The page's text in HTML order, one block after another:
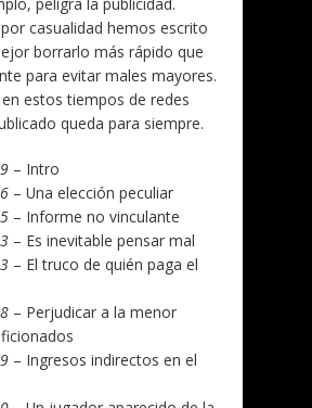
por casualidad hemos escrito
borrarlo más rápido que
para evitar males mayores.
estos tiempos de redes
queda para siempre.
– Intro
– Una elección peculiar
– Informe no vinculante
– Es inevitable pensar mal
– El truco de quién paga el
– Perjudicar a la menor
– Ingresos indirectos en el